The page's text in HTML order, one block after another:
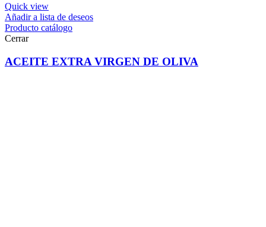
Quick view
Añadir a lista de deseos
Producto catálogo
Cerrar
ACEITE EXTRA VIRGEN DE OLIVA